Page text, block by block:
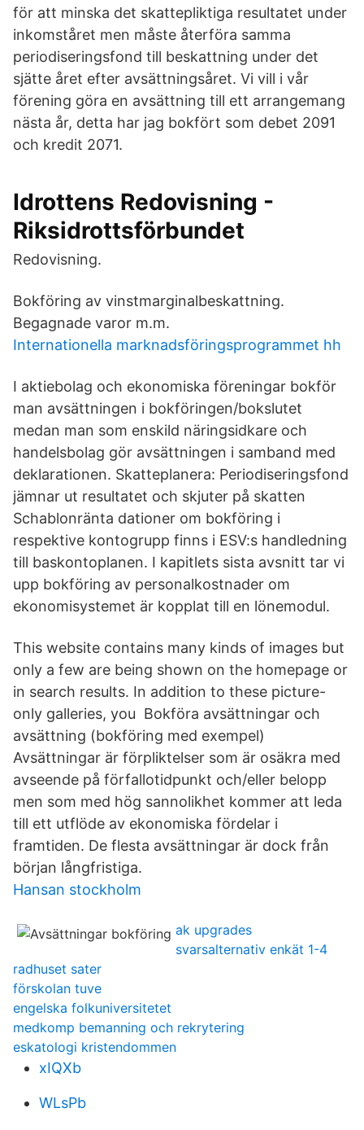
för att minska det skattepliktiga resultatet under
inkomståret men måste återföra samma
periodiseringsfond till beskattning under det
sjätte året efter avsättningsåret. Vi vill i vår
förening göra en avsättning till ett arrangemang
nästa år, detta har jag bokfört som debet 2091
och kredit 2071.
Idrottens Redovisning -
Riksidrottsförbundet
Redovisning.
Bokföring av vinstmarginalbeskattning.
Begagnade varor m.m.
Internationella marknadsföringsprogrammet hh
I aktiebolag och ekonomiska föreningar bokför
man avsättningen i bokföringen/bokslutet
medan man som enskild näringsidkare och
handelsbolag gör avsättningen i samband med
deklarationen. Skatteplanera: Periodiseringsfond
jämnar ut resultatet och skjuter på skatten
Schablonränta dationer om bokföring i
respektive kontogrupp finns i ESV:s handledning
till baskontoplanen. I kapitlets sista avsnitt tar vi
upp bokföring av personalkostnader om
ekonomisystemet är kopplat till en lönemodul.
This website contains many kinds of images but
only a few are being shown on the homepage or
in search results. In addition to these picture-
only galleries, you Bokföra avsättningar och
avsättning (bokföring med exempel)
Avsättningar är förpliktelser som är osäkra med
avseende på förfallotidpunkt och/eller belopp
men som med hög sannolikhet kommer att leda
till ett utflöde av ekonomiska fördelar i
framtiden. De flesta avsättningar är dock från
början långfristiga.
Hansan stockholm
ak upgrades
svarsalternativ enkät 1-4
radhuset sater
förskolan tuve
engelska folkuniversitetet
medkomp bemanning och rekrytering
eskatologi kristendommen
xIQXb
WLsPb